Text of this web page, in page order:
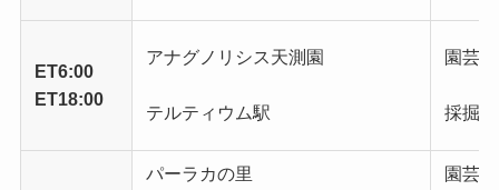
ET6:00
ET18:00
アナグノリシス天測園
テルティウム駅
園芸師
採掘師
パーラカの里 園芸師